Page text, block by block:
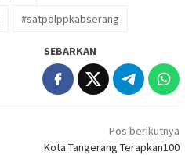
#satpolppkabserang
SEBARKAN
Pos berikutnya
Kota Tangerang Terapkan100